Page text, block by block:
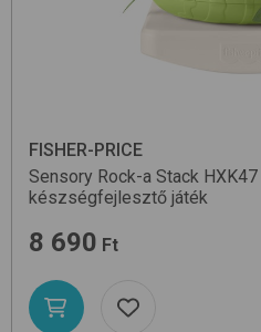
FISHER-PRICE
Sensory Rock-a Stack HXK47
készségfejlesztő játék
8 690 Ft